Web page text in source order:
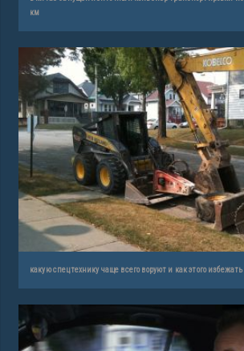
км
какую спецтехнику чаще всего воруют и как этого избежать